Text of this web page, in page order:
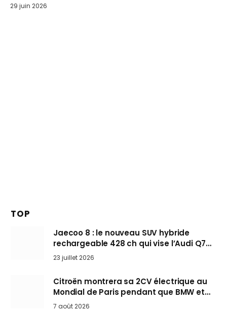
29 juin 2026
TOP
Jaecoo 8 : le nouveau SUV hybride
rechargeable 428 ch qui vise l’Audi Q7
arrive en Europe cet automne
23 juillet 2026
Citroën montrera sa 2CV électrique au
Mondial de Paris pendant que BMW et
Mini désertent le salon
7 août 2026